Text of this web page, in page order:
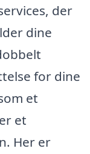
der
dine
for dine
et
et
Her er